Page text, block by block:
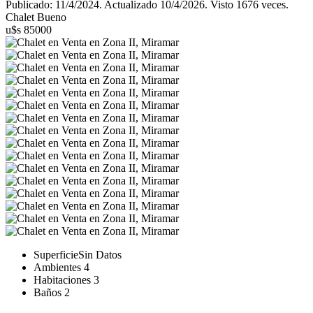
Publicado: 11/4/2024. Actualizado 10/4/2026. Visto 1676 veces.
Chalet Bueno
u$s 85000
SuperficieSin Datos
Ambientes 4
Habitaciones 3
Baños 2